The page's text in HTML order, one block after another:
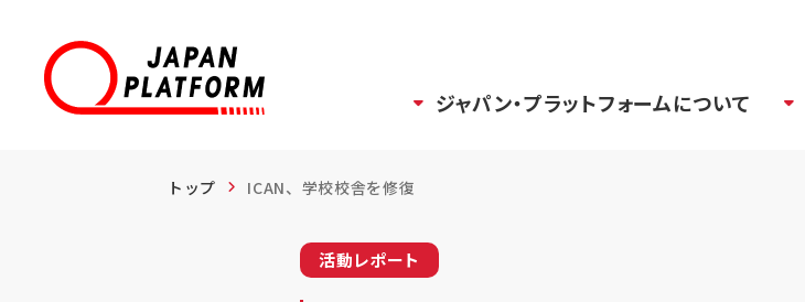
ジャパン・プラットフォームについて
トップ ICAN、学校校舎を修復
活動レポート